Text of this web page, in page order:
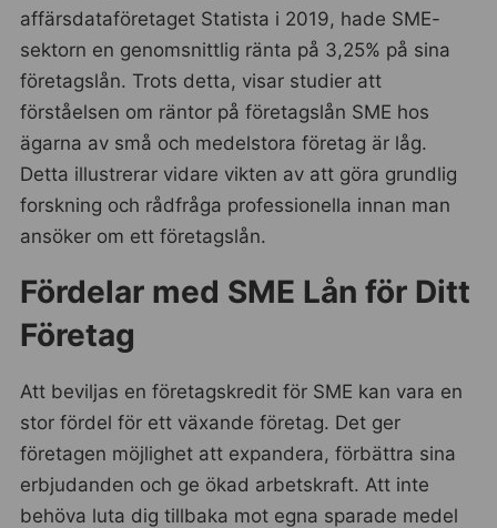
affärsdataföretaget Statista i 2019, hade SME-
sektorn en genomsnittlig ränta på 3,25% på sina
företagslån. Trots detta, visar studier att
förståelsen om räntor på företagslån SME hos
ägarna av små och medelstora företag är låg.
Detta illustrerar vidare vikten av att göra grundlig
forskning och rådfråga professionella innan man
ansöker om ett företagslån.
Fördelar med SME Lån för Ditt
Företag
Att beviljas en företagskredit för SME kan vara en
stor fördel för ett växande företag. Det ger
företagen möjlighet att expandera, förbättra sina
erbjudanden och ge ökad arbetskraft. Att inte
behöva luta dig tillbaka mot egna sparade medel